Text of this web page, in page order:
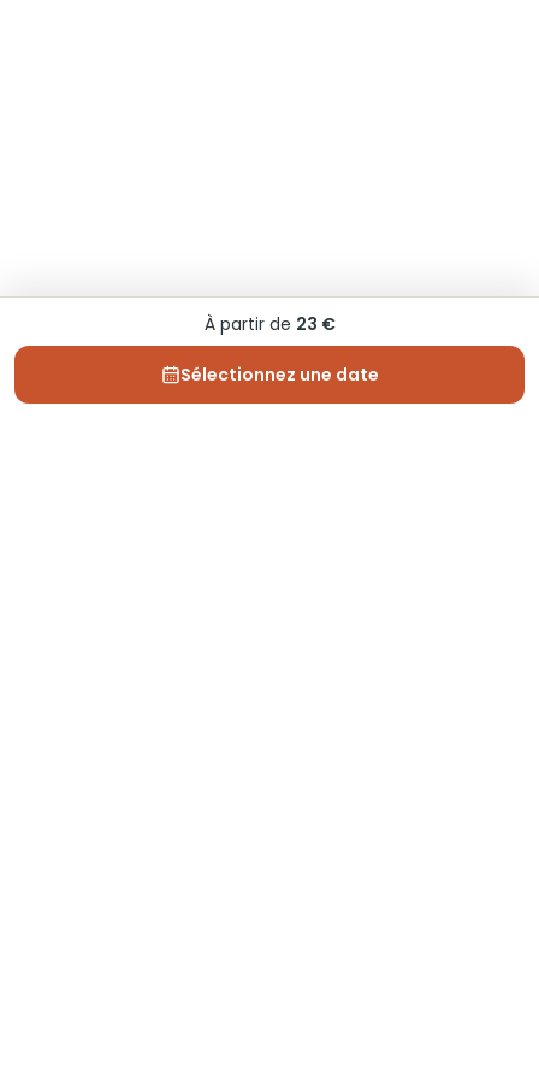
À partir de 23 €
Sélectionnez une date